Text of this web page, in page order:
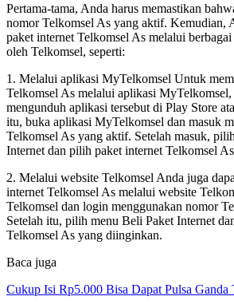
Pertama-tama, Anda harus memastikan
nomor Telkomsel As yang aktif. Kemudian,
paket internet Telkomsel As melalui
oleh Telkomsel, seperti:
1. Melalui aplikasi MyTelkomsel Untuk
Telkomsel As melalui aplikasi
mengunduh aplikasi tersebut di Play Store
itu, buka aplikasi MyTelkomsel dan masuk
Telkomsel As yang aktif. Setelah masuk,
Internet dan pilih paket internet Telkomsel
2. Melalui website Telkomsel Anda juga
internet Telkomsel As melalui website
Telkomsel dan login menggunakan nomor
Setelah itu, pilih menu Beli Paket Internet
Telkomsel As yang diinginkan.
Baca juga
Cukup Isi Rp5.000 Bisa Dapat Pulsa Ganda